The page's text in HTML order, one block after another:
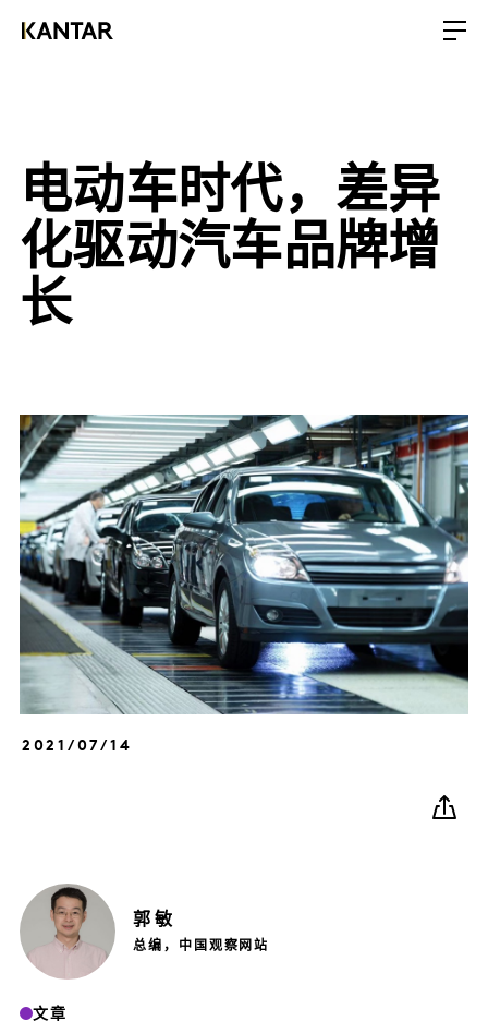
电动车时代，差异
化驱动汽车品牌增
长
2021/07/14
郭 敏
总编，中国观察网站
文章